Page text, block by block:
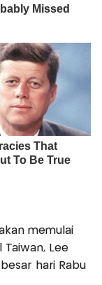
memulai
Taiwan, Lee
hari Rabu